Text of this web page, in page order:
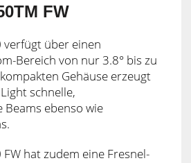
FW
verfügt über einen
Bereich von nur 3.8° bis zu
Gehäuse erzeugt
schnelle,
ebenso wie
hat zudem eine Fresnel-